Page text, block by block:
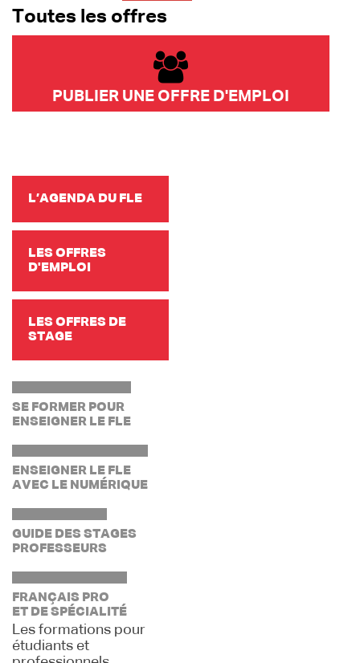
Toutes les offres
PUBLIER UNE OFFRE D'EMPLOI
L’AGENDA DU FLE
LES OFFRES
D'EMPLOI
LES OFFRES DE
STAGE
SE FORMER POUR
ENSEIGNER LE FLE
ENSEIGNER LE FLE
AVEC LE NUMÉRIQUE
GUIDE DES STAGES
PROFESSEURS
FRANÇAIS PRO
ET DE SPÉCIALITÉ
Les formations pour
étudiants et